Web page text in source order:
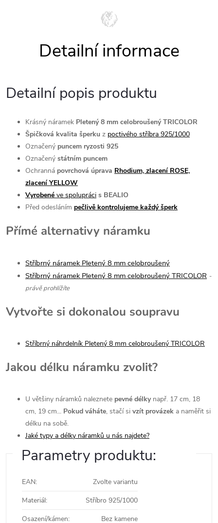
Detailní popis produktu
Krásný náramek Pletený 8 mm celobroušený TRICOLOR
Špičková kvalita šperku z poctivého stříbra 925/1000
Označený puncem ryzosti 925
Označený státním puncem
Ochranná povrchová úprava Rhodium, zlacení ROSE,
zlacení YELLOW
Vyrobené ve spolupráci s BEALIO
Před odesláním pečlivě kontrolujeme každý šperk
Přímé alternativy náramku
Stříbrný náramek Pletený 8 mm celobroušený
Stříbrný náramek Pletený 8 mm celobroušený TRICOLOR -
právě prohlížíte
Vytvořte si dokonalou soupravu
Stříbrný náhrdelník Pletený 8 mm celobroušený TRICOLOR
Jakou délku náramku zvolit?
U většiny náramků naleznete pevné délkynapř. 17 cm, 18
cm, 19 cm... Pokud váháte, stačí si vzít provázek a naměřit si
délku na sobě.
Jaké typy a délky náramků u nás najdete?
Parametry produktu:
EAN:
Zvolte variantu
Materiál:
Stříbro 925/1000
Osazení/kámen: Bez kamene